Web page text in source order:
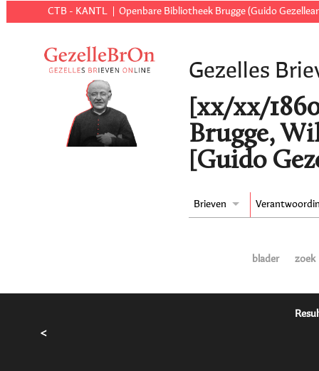
CTB - KANTL Openbare Bibliotheek Brugge (Guido
Gezelles
[xx/xx/
Brugge,
[Guido
Brieven
blader zoek
<